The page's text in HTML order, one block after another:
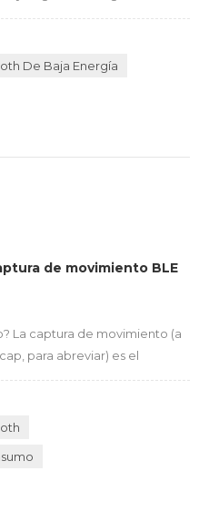
para que le llevara a casa
haya pensado en instalar
Una solución de cerradura
De Baja Energía
de movimiento BLE
La captura de movimiento (a
para abreviar) es el
de objetos o personas. Se
entretenimiento, deportivas,
y visión artificial. En el